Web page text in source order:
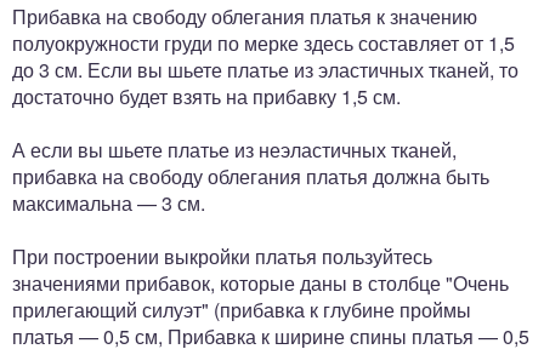
Прибавка на свободу облегания платья к значению
полуокружности груди по мерке здесь составляет от 1,5
до 3 см. Если вы шьете платье из эластичных тканей, то
достаточно будет взять на прибавку 1,5 см.
А если вы шьете платье из неэластичных тканей,
прибавка на свободу облегания платья должна быть
максимальна — 3 см.
При построении выкройки платья пользуйтесь
значениями прибавок, которые даны в столбце "Очень
прилегающий силуэт" (прибавка к глубине проймы
платья — 0,5 см, Прибавка к ширине спины платья — 0,5